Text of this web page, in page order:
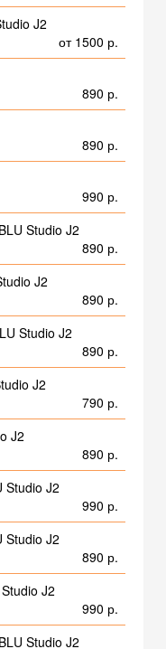
J2
от 1500 р.
890 р.
890 р.
990 р.
Studio J2
890 р.
J2
890 р.
Studio J2
890 р.
J2
790 р.
J2
890 р.
Studio J2
990 р.
Studio J2
890 р.
J2
990 р.
Studio J2